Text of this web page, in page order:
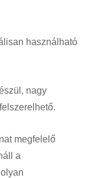
használható
nagy
megfelelő
a